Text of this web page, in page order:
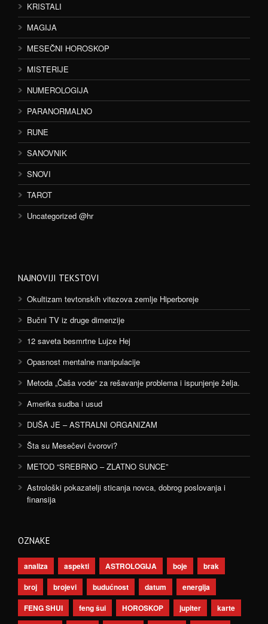
KRISTALI
MAGIJA
MESEČNI HOROSKOP
MISTERIJE
NUMEROLOGIJA
PARANORMALNO
RUNE
SANOVNIK
SNOVI
TAROT
Uncategorized @hr
NAJNOVIJI TEKSTOVI
Okultizam tevtonskih vitezova zemlje Hiperboreje
Bučni TV iz druge dimenzije
12 saveta besmrtne Lujze Hej
Opasnost mentalne manipulacije
Metoda „Čaša vode“ za rešavanje problema i ispunjenje želja.
Amerika sudba i usud
DUŠA JE – ASTRALNI ORGANIZAM
Šta su Mesečevi čvorovi?
METOD “SREBRNO – ZLATNO SUNCE”
Astrološki pokazatelji sticanja novca, dobrog poslovanja i
finansija
OZNAKE
analiza aspekti ASTROLOGIJA boje
brak
broj
brojevi budućnost datum
energija
FENG SHUI
feng šui HOROSKOP jupiter
karte